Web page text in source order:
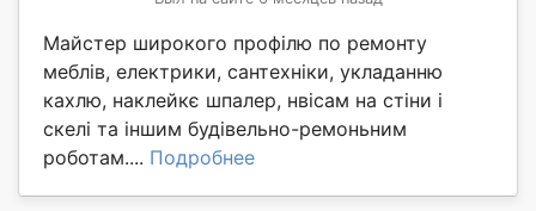
Майстер широкого профілю по ремонту
меблів, електрики, сантехніки, укладанню
кахлю, наклейкє шпалер, нвісам на стіни і
скелі та іншим будівельно-ремоньним
роботам.... Подробнее